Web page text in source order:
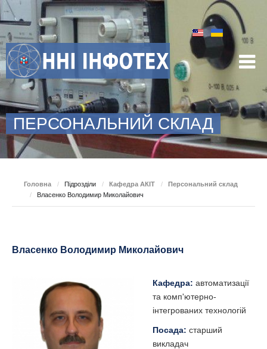
ПЕРСОНАЛЬНИЙ СКЛАД
Головна / Підрозділи / Кафедра АКІТ /
Персональний склад
/
Власенко Володимир Миколайович
Власенко Володимир Миколайович
Кафедра: автоматизації
та комп'ютерно-
інтегрованих технологій
Посада: старший
викладач